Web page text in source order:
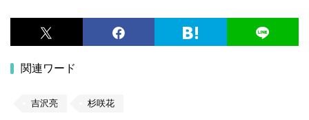
関連ワード
吉沢亮 杉咲花